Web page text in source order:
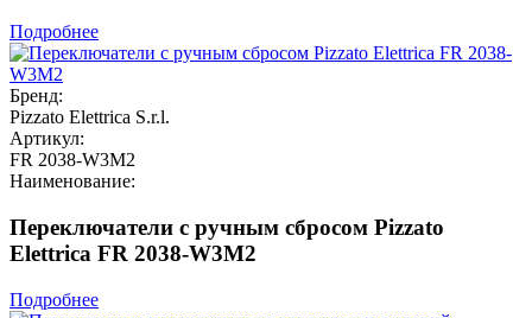
Подробнее
Бренд:
Pizzato Elettrica S.r.l.
Артикул:
FR 2038-W3M2
Наименование:
Переключатели с ручным сбросом Pizzato
Elettrica FR 2038-W3M2
Подробнее